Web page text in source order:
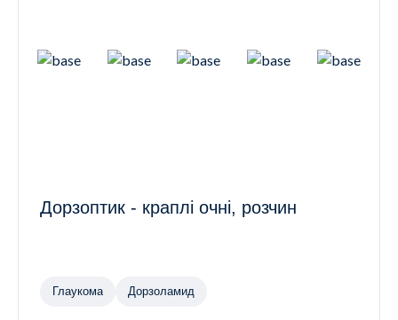
Дорзоптик - краплі очні, розчин
Глаукома Дорзоламид